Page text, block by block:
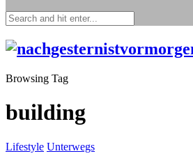
Browsing Tag
building
Lifestyle Unterwegs